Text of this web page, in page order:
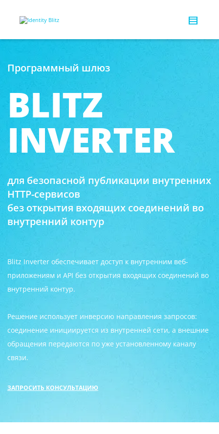
Программный шлюз
BLITZ
INVERTER
для безопасной публикации внутренних
HTTP-сервисов
без открытия входящих соединений во
внутренний контур
Blitz Inverter обеспечивает доступ к внутренним веб-
приложениям и API без открытия входящих соединений во
внутренний контур.
Решение использует инверсию направления запросов:
соединение инициируется из внутренней сети, а внешние
обращения передаются по уже установленному каналу
связи.
ЗАПРОСИТЬ КОНСУЛЬТАЦИЮ